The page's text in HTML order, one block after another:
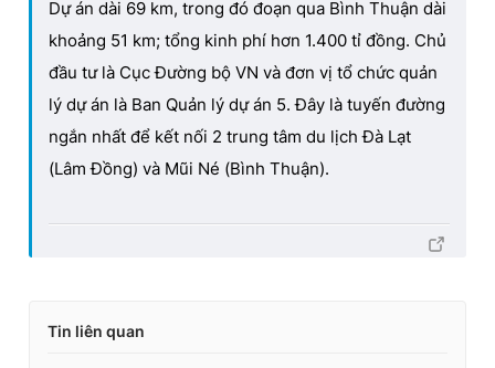
Dự án dài 69 km, trong đó đoạn qua Bình Thuận dài
khoảng 51 km; tổng kinh phí hơn 1.400 tỉ đồng. Chủ
đầu tư là Cục Đường bộ VN và đơn vị tổ chức quản
lý dự án là Ban Quản lý dự án 5. Đây là tuyến đường
ngắn nhất để kết nối 2 trung tâm du lịch Đà Lạt
(Lâm Đồng) và Mũi Né (Bình Thuận).
Tin liên quan